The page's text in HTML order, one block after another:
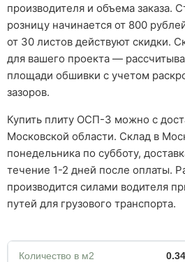
производителя и объема заказа.
розницу начинается от 800
от 30 листов действуют скидки.
для вашего проекта —
площади обшивки с учетом
зазоров.
Купить плиту ОСП-3 можно с
Московской области. Склад в
понедельника по субботу,
течение 1-2 дней после оплаты.
производится силами водителя
путей для грузового транспорта.
Количество в м2